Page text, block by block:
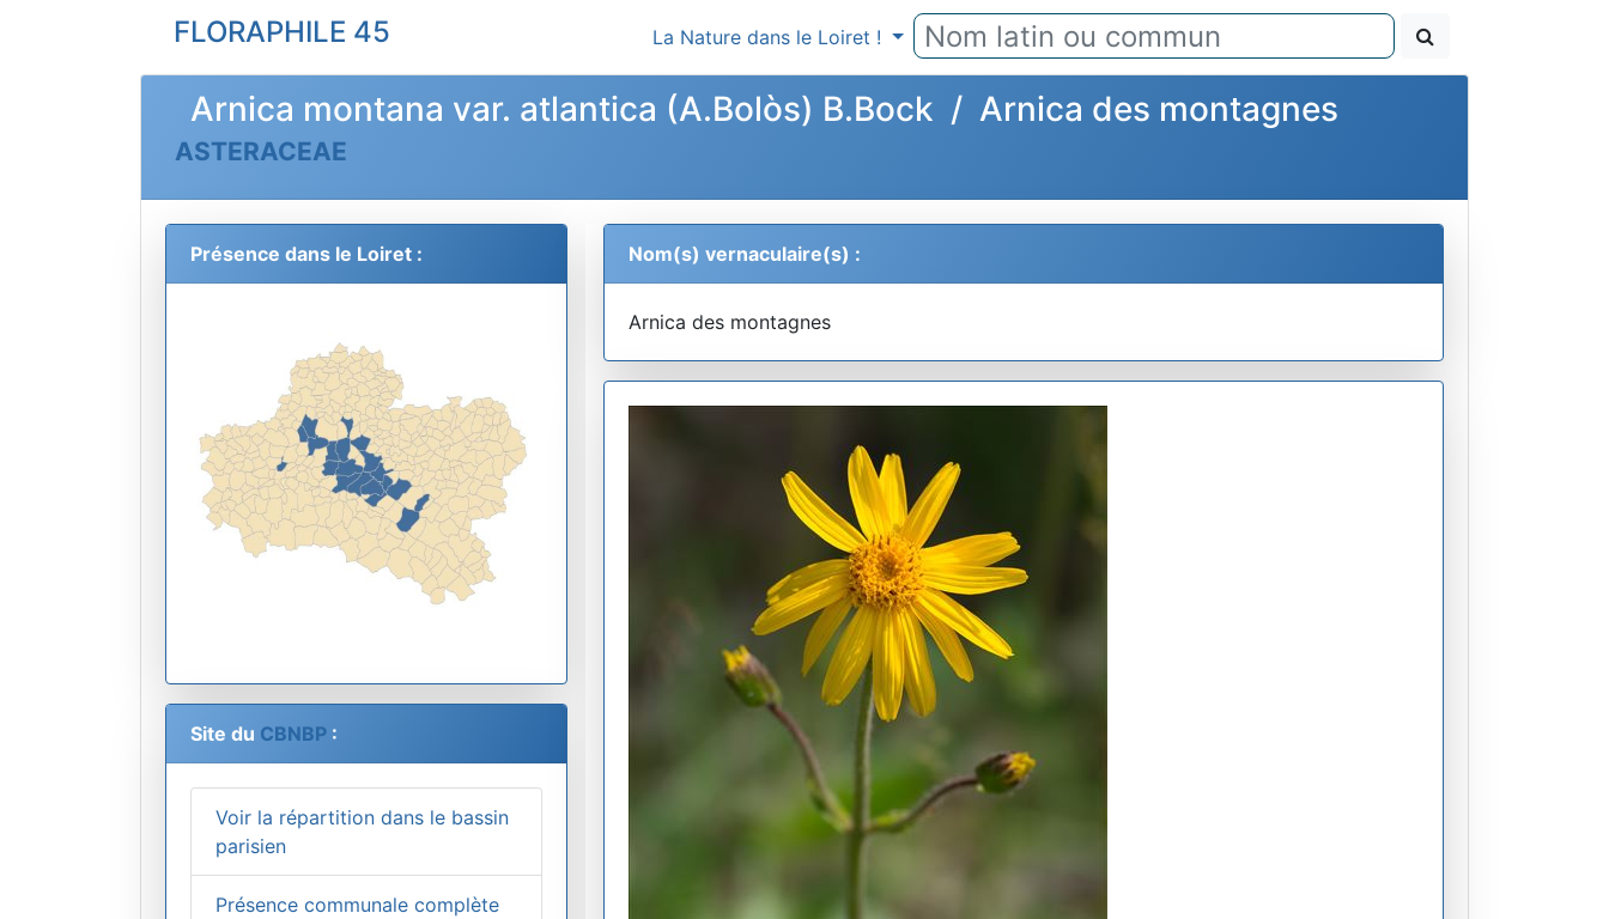
FLORAPHILE 45 La Nature dans le Loiret !
Arnica montana var. atlantica (A.Bolòs) B.Bock / Arnica des montagnes
ASTERACEAE
Présence dans le Loiret :
Site du CBNBP :
Voir la répartition dans le bassin
parisien
Présence communale complète
Nom(s) vernaculaire(s) :
Arnica des montagnes